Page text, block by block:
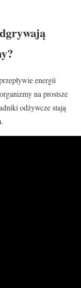
energii
na prostsze
odżywcze stają